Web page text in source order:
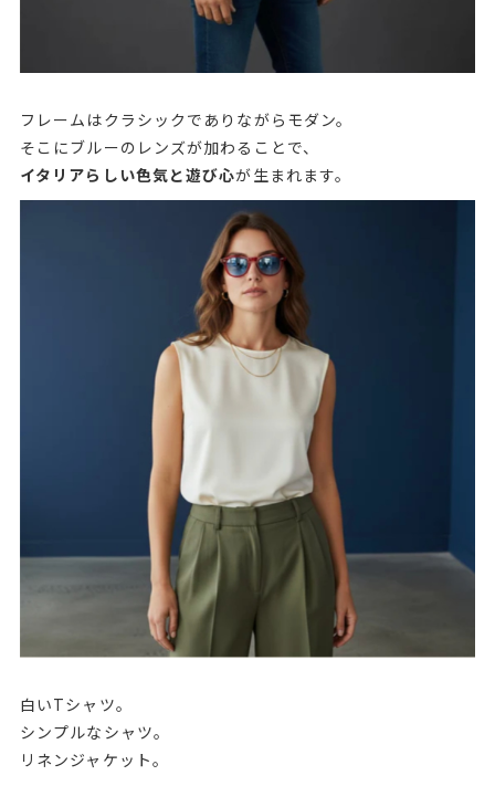
フレームはクラシックでありながらモダン。
そこにブルーのレンズが加わることで、
イタリアらしい色気と遊び心が生まれます。
白いTシャツ。
シンプルなシャツ。
リネンジャケット。